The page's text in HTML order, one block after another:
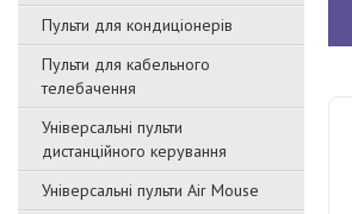
Пульти для кондиціонерів
Пульти для кабельного
телебачення
Універсальні пульти
дистанційного керування
Універсальні пульти Air Mouse